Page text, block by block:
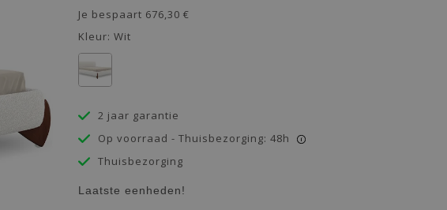
Je bespaart 676,30 €
Kleur: Wit
2 jaar garantie
Op voorraad - Thuisbezorging: 48h
i
Thuisbezorging
Laatste eenheden!